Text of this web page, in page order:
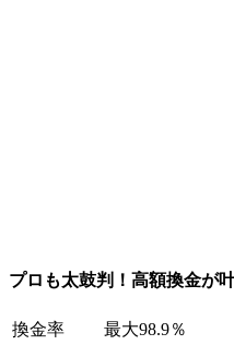
プロも太鼓判！高額換金が
換金率 最大98.9％